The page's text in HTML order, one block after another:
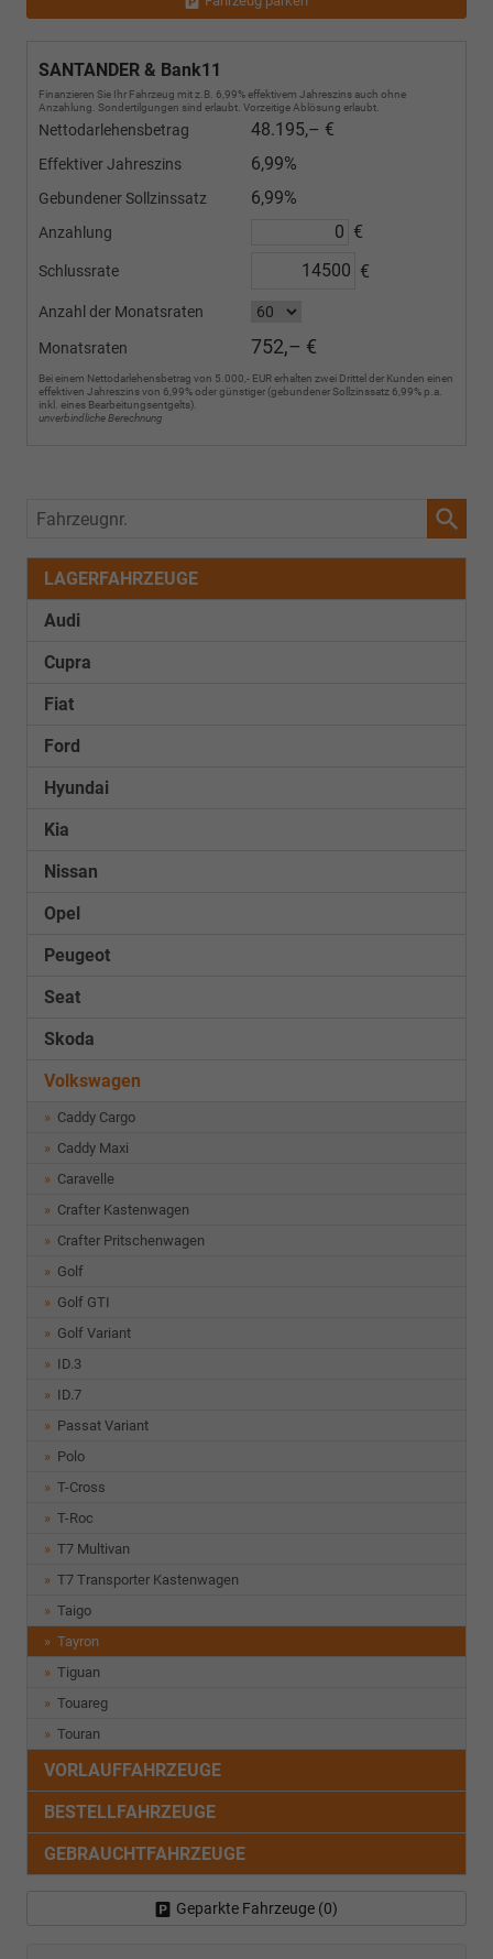
SANTANDER & Bank11
Finanzieren Sie Ihr Fahrzeug mit z.B. 6,99% effektivem Jahreszins auch ohne
Anzahlung. Sondertilgungen sind erlaubt. Vorzeitige Ablösung erlaubt.
Nettodarlehensbetrag 48.195,– €
Effektiver Jahreszins 6,99%
Gebundener Sollzinssatz 6,99%
Anzahlung €
Schlussrate €
Anzahl der Monatsraten
Monatsraten 752,– €
Bei einem Nettodarlehensbetrag von 5.000,- EUR erhalten zwei Drittel der Kunden einen
effektiven Jahreszins von 6,99% oder günstiger (gebundener Sollzinssatz 6,99% p.a.
inkl. eines Bearbeitungsentgelts).
unverbindliche Berechnung
Fahrzeugnr.
LAGERFAHRZEUGE
Audi
Cupra
Fiat
Ford
Hyundai
Kia
Nissan
Opel
Peugeot
Seat
Skoda
Volkswagen
Caddy Cargo
Caddy Maxi
Caravelle
Crafter Kastenwagen
Crafter Pritschenwagen
Golf
Golf GTI
Golf Variant
ID.3
ID.7
Passat Variant
Polo
T-Cross
T-Roc
T7 Multivan
T7 Transporter Kastenwagen
Taigo
Tayron
Tiguan
Touareg
Touran
VORLAUFFAHRZEUGE
BESTELLFAHRZEUGE
GEBRAUCHTFAHRZEUGE
Geparkte Fahrzeuge (0)